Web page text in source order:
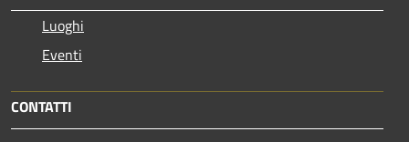
Luoghi
Eventi
CONTATTI